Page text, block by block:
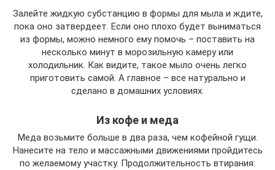
Залейте жидкую субстанцию в формы для мыла и ждите,
пока оно затвердеет. Если оно плохо будет выниматься
из формы, можно немного ему помочь – поставить на
несколько минут в морозильную камеру или
холодильник. Как видите, такое мыло очень легко
приготовить самой. А главное – все натурально и
сделано в домашних условиях.
Из кофе и меда
Меда возьмите больше в два раза, чем кофейной гущи.
Нанесите на тело и массажными движениями пройдитесь
по желаемому участку. Продолжительность втирания: